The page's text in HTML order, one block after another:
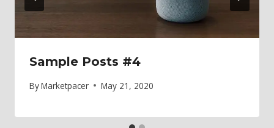
Sample Posts #4
ByMarketpacer May 21, 2020